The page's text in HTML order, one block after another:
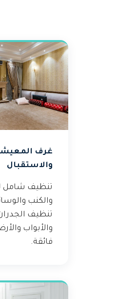
غرف
والاستقبال
تنظيف شامل
والكنب
تنظيف
والأبواب
فائقة.